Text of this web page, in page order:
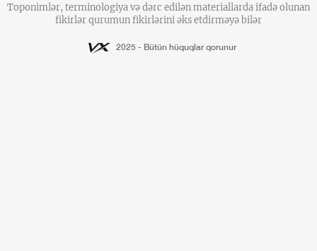
Toponimlər, terminologiya və dərc edilən materiallarda ifadə olunan
fikirlər qurumun fikirlərini əks etdirməyə bilər
2025 - Bütün hüquqlar qorunur